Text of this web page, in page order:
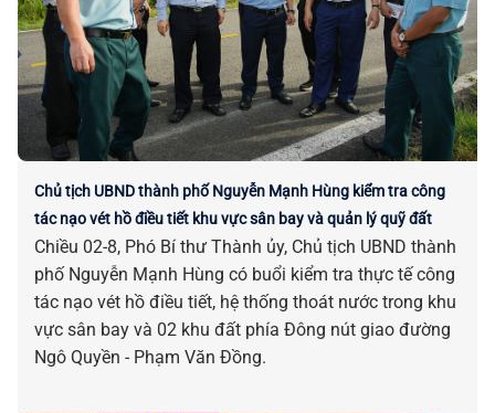
Chủ tịch UBND thành phố Nguyễn Mạnh Hùng kiểm tra công
tác nạo vét hồ điều tiết khu vực sân bay và quản lý quỹ đất
Chiều 02-8, Phó Bí thư Thành ủy, Chủ tịch UBND thành
phố Nguyễn Mạnh Hùng có buổi kiểm tra thực tế công
tác nạo vét hồ điều tiết, hệ thống thoát nước trong khu
vực sân bay và 02 khu đất phía Đông nút giao đường
Ngô Quyền - Phạm Văn Đồng.